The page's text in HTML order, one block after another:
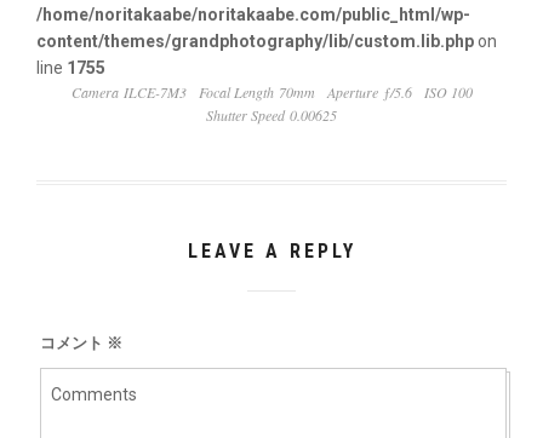
/home/noritakaabe/noritakaabe.com/public_html/wp-
content/themes/grandphotography/lib/custom.lib.phpon
line 1755
Camera ILCE-7M3
Focal Length 70mm Aperture ƒ/5.6
ISO 100
Shutter Speed 0.00625
LEAVE A REPLY
コメント ※